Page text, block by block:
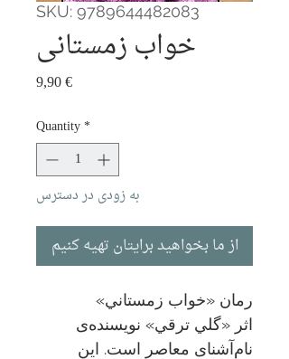
SKU: 9789644482083
خواب زمستانی
9,90 €Price
Quantity*
به زودی در دسترس
از ما بخواهید برایتان تهیه کنیم
رمان «خواب زمستاني»
اثر «گلي ترقي» نویسنده‌ی
نام‌آشنای معاصر است. این